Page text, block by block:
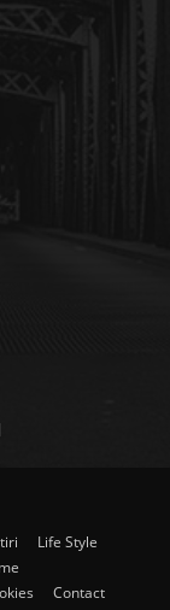
Life Style
Contact